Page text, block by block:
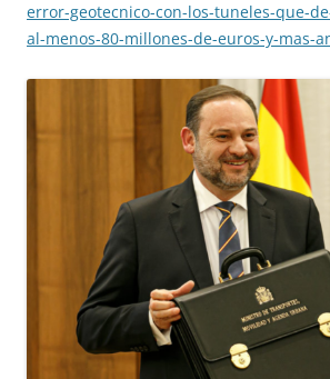
error-geotecnico-con-los-tuneles-que-
al-menos-80-millones-de-euros-y-mas-